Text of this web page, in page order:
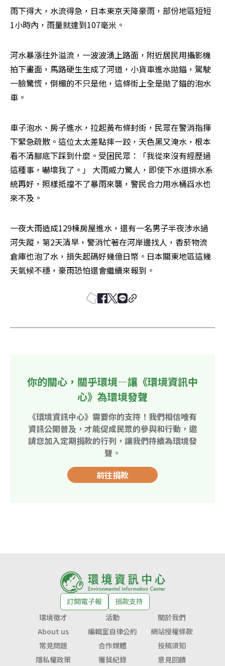
雨下得大，水流得急，日本東京天降豪雨，部份地區短短
1小時內，雨量就達到107毫米。
河水暴漲往外溢流，一波波湧上路面，附近居民用攝影機
拍下畫面，馬路硬生生成了河道，小貨車進水拋錨，駕駛
一臉驚慌，倒楣的不只是他，這條街上全是拋了錨的泡水
車。
車子泡水、房子進水，拉起黃布條封街，民眾在警消指揮
下緊急疏散。這位太太差點摔一跤，天色黑又淹水，根本
看不清腳底下踩到什麼。受困民眾：「我從來沒有經歷過
這種事，嚇壞我了。」 大雨威力驚人，即使下水道排水系
統再好，照樣抵擋不了暴雨來襲，警民合力用水桶舀水也
來不及。
一夜大雨造成129棟房屋進水，還有一名男子半夜涉水過
河失蹤，第2天清早，警消忙著在河岸邊找人，香菸物流
倉庫也泡了水，損失起碼好幾億日幣。日本關東地區這幾
天氣候不穩，豪雨恐怕還會繼續來報到。
你的關心，關乎環境—讓《環境資訊中
心》為環境發聲
《環境資訊中心》需要你的支持！我們相信唯有
資訊公開普及，才能促成民眾的參與和行動，邀
請您加入定期捐款的行列，讓我們持續為環境發
聲。
前往捐款
訂閱電子報
捐款支持
環境徵才
活動
關於我們
About us
編輯室自律公約
網站授權條款
常見問題
合作媒體
投稿須知
隱私權政策
獲獎紀錄 意見回饋